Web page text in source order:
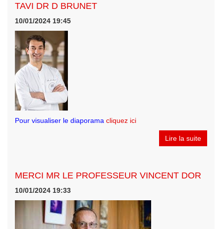
TAVI DR D BRUNET
10/01/2024 19:45
Pour visualiser le diaporama cliquez ici
Lire la suite
MERCI MR LE PROFESSEUR VINCENT DOR
10/01/2024 19:33